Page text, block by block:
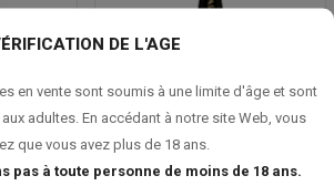
DE L'AGE
en vente sont soumis à une limite d'âge et sont
adultes. En accédant à notre site Web, vous
que vous avez plus de 18 ans.
pas à toute personne de moins de 18 ans.